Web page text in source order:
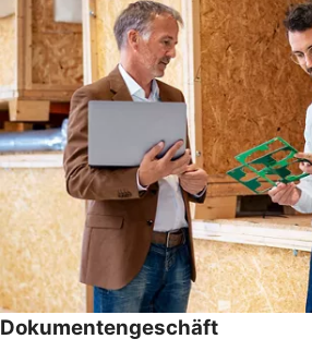
Dokumentengeschäft